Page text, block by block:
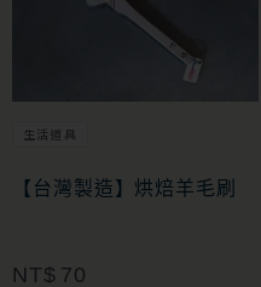
生活道具
【台灣製造】烘焙羊毛刷
NT$ 70